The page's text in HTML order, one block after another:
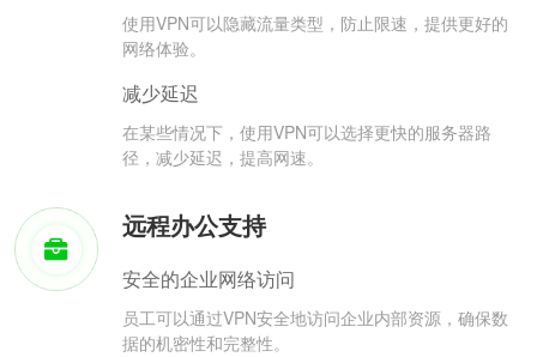
使用VPN可以隐藏流量类型，防止限速，提供更好的
网络体验。
减少延迟
在某些情况下，使用VPN可以选择更快的服务器路
径，减少延迟，提高网速。
远程办公支持
安全的企业网络访问
员工可以通过VPN安全地访问企业内部资源，确保数
据的机密性和完整性。